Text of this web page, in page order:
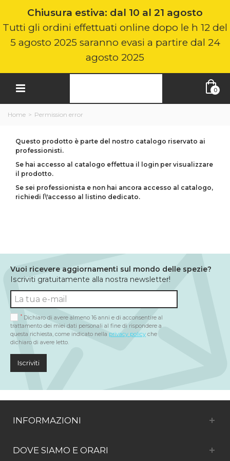
Chiusura estiva: dal 10 al 21 agosto
Tutti gli ordini effettuati online dopo le h 12 del
5 agosto 2025 saranno evasi a partire dal 24
agosto 2025
0
Home > Permission error
Questo prodotto è parte del nostro catalogo riservato ai
professionisti.
Se hai accesso al catalogo effettua il login per visualizzare
il prodotto.
Se sei professionista e non hai ancora accesso al catalogo,
richiedi l\'accesso al listino dedicato.
Vuoi ricevere aggiornamenti sul mondo delle spezie?
Iscriviti gratuitamente alla nostra newsletter!
* Dichiaro di avere almeno 16 anni e di acconsentire al
trattamento dei miei dati personali al fine di rispondere a
questa richiesta, come indicato nella privacy policy che
dichiaro di avere letto.
Iscriviti
INFORMAZIONI
DOVE SIAMO E ORARI